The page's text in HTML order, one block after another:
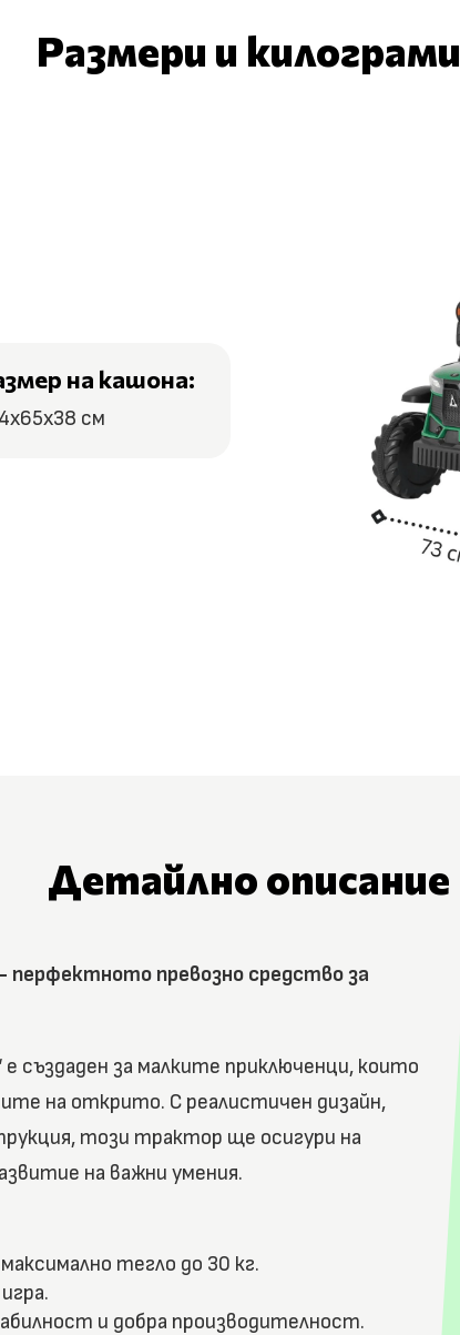
Размери и килограми
на кашона:
см
Детайлно описание
превозно средство за
създаден за малките приключенци, които
на открито. С реалистичен дизайн,
този трактор ще осигури на
на важни умения.
тегло до 30 кг.
и добра производителност.